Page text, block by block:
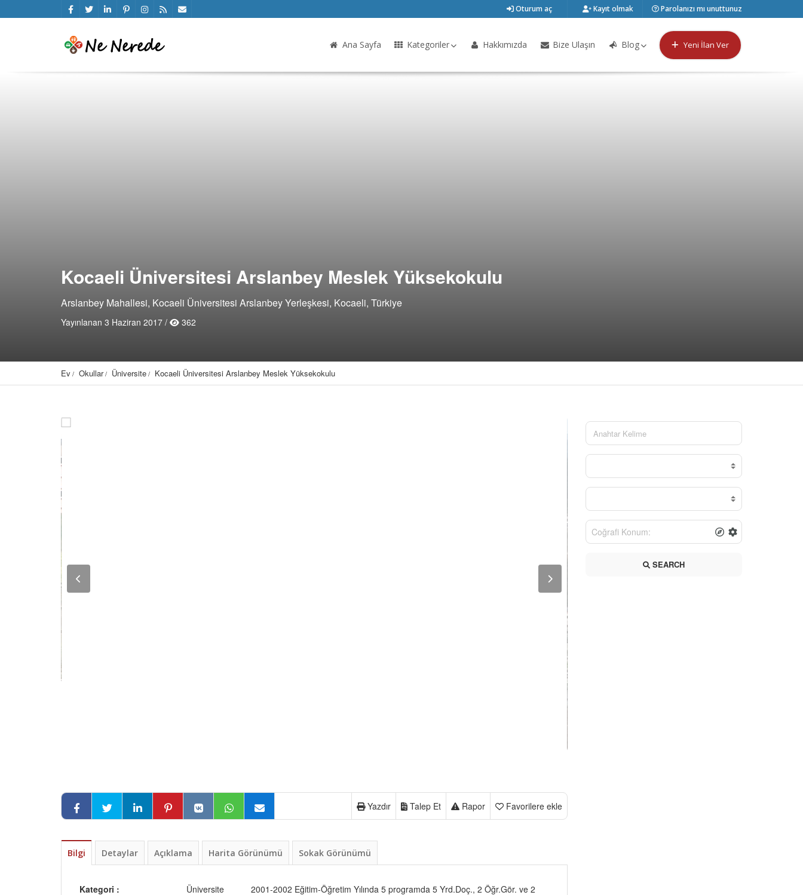
Oturum aç Kayıt olmak Parolanızı mı unuttunuz
Ana Sayfa Kategoriler Hakkımızda Bize Ulaşın Blog Yeni İlan Ver
Kocaeli Üniversitesi Arslanbey Meslek Yüksekokulu
Arslanbey Mahallesi, Kocaeli Üniversitesi Arslanbey Yerleşkesi, Kocaeli, Türkiye
Yayınlanan 3 Haziran 2017 / 362
Ev Okullar Üniversite Kocaeli Üniversitesi Arslanbey Meslek Yüksekokulu
Favorilere ekle
Rapor
Talep Et
Yazdır
Bilgi Detaylar Açıklama Harita Görünümü Sokak Görünümü
Kategori :
Üniversite
2001-2002 Eğitim-Öğretim Yılında 5 programda 5 Yrd.Doç., 2 Öğr.Gör. ve 2
SEARCH